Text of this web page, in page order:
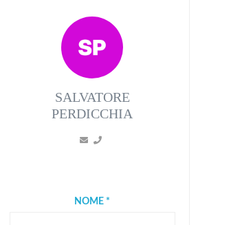
SALVATORE
PERDICCHIA
NOME *